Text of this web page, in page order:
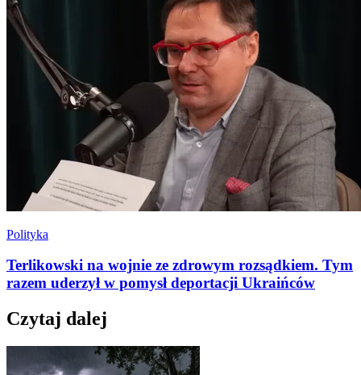
Polityka
Terlikowski na wojnie ze zdrowym rozsądkiem. Tym
razem uderzył w pomysł deportacji Ukraińców
Czytaj dalej